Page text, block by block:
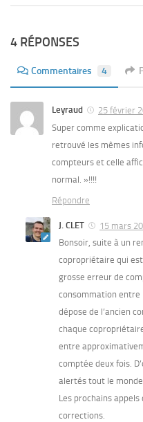
4 RÉPONSES
Commentaires 4
Leyraud
25 février
Super comme
retrouvé les mêmes
compteurs et celle
normal. »!!!!
Répondre
J. CLET
15 mars
Bonsoir, suite à un
copropriétaire qui est
grosse erreur de
consommation entre
dépose de l’ancien
chaque
entre
comptée deux fois.
alertés tout le
Les prochains
corrections.